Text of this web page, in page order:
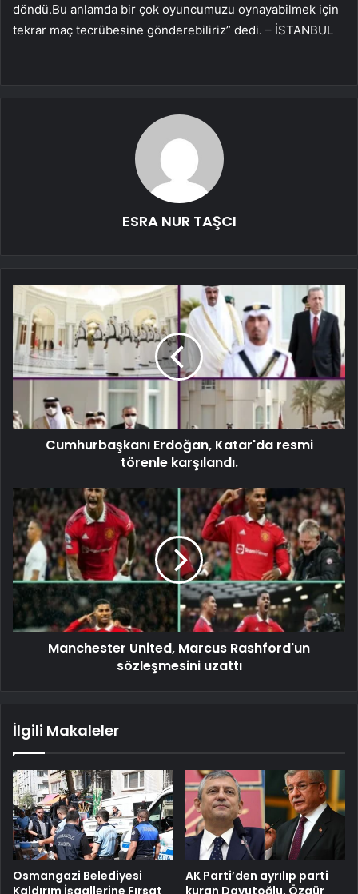
döndü.Bu anlamda bir çok oyuncumuzu oynayabilmek için
tekrar maç tecrübesine gönderebiliriz” dedi. – İSTANBUL
ESRA NUR TAŞCI
Cumhurbaşkanı Erdoğan, Katar'da resmi
törenle karşılandı.
Manchester United, Marcus Rashford'un
sözleşmesini uzattı
İlgili Makaleler
Osmangazi Belediyesi
Kaldırım İşgallerine Fırsat
AK Parti’den ayrılıp parti
kuran Davutoğlu, Özgür